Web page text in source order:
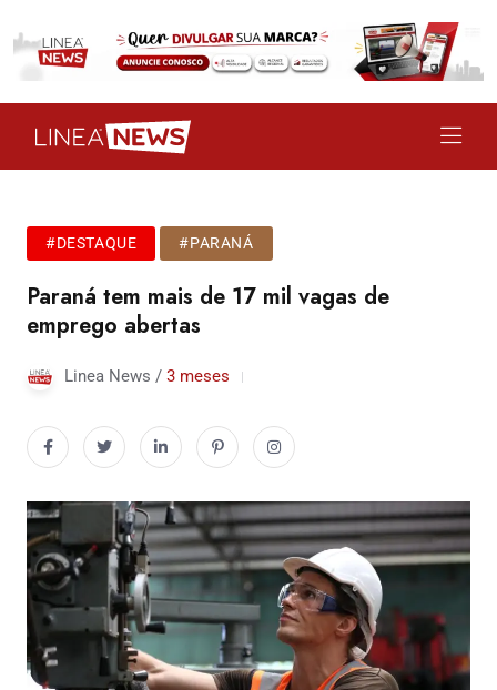
#DESTAQUE #PARANÁ
Paraná tem mais de 17 mil vagas de
emprego abertas
Linea News / 3 meses